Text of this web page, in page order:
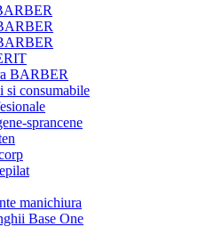
BARBER
si consumabile
sprancene
manichiura
Base One